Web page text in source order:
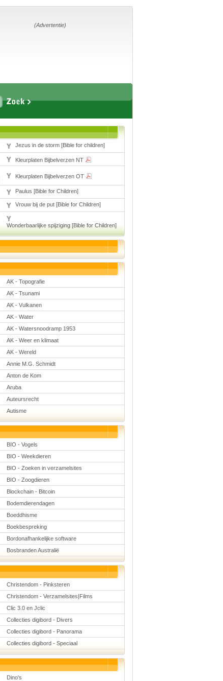
(Advertentie)
Jezus in de storm [Bible for children]
Kleurplaten Bijbelverzen NT
Kleurplaten Bijbelverzen OT
Paulus [Bible for Children]
Vrouw bij de put [Bible for Children]
Wonderbaarlijke spijziging [Bible for Children]
AK - Topografie
AK - Tsunami
AK - Vulkanen
AK - Water
AK - Watersnoodramp 1953
AK - Weer en klimaat
AK - Wereld
Annie M.G. Schmidt
Anton de Kom
Aruba
Auteursrecht
Autisme
BIO - Vogels
BIO - Weekdieren
BIO - Zoeken in verzamelsites
BIO - Zoogdieren
Blockchain - Bitcoin
Bodemdierendagen
Boeddhisme
Boekbespreking
Bordonafhankelijke software
Bosbranden Australië
Christendom - Pinksteren
Christendom - Verzamelsites|Films
Clic 3.0 en Jclic
Collecties digibord - Divers
Collecties digibord - Panorama
Collecties digibord - Speciaal
Dino's